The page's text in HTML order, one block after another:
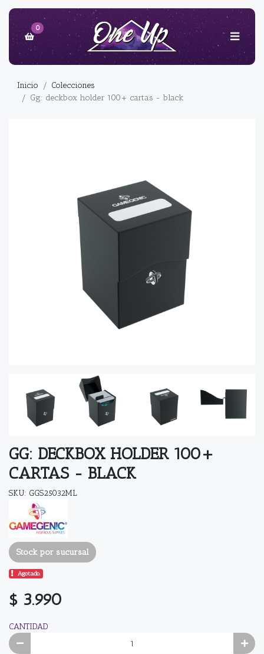
0
Inicio
Colecciones
Gg: deckbox holder 100+ cartas - black
GG: DECKBOX HOLDER 100+
CARTAS - BLACK
SKU: GGS25032ML
Stock por sucursal
Agotado.
$ 3.990
CANTIDAD